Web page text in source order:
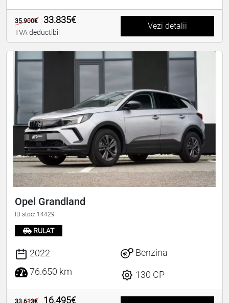
35.900€ 33.835€
TVA deductibil
Vezi detalii
Opel Grandland
ID stoc: 14429
RULAT
2022
76.650 km
Benzina
130 CP
16.495€